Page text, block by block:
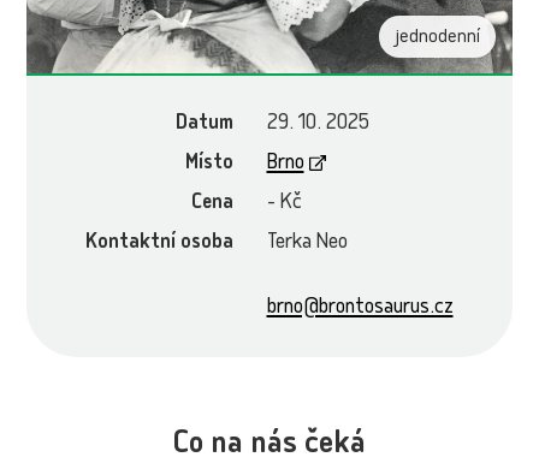
jednodenní
Datum
29. 10. 2025
Místo
Brno
Cena
- Kč
Kontaktní osoba
Terka Neo
brno@brontosaurus.cz
Co na nás čeká